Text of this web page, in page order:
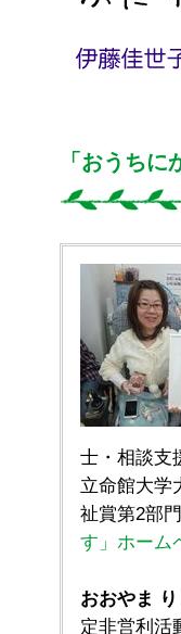
「おうち
士・相談支
立命館大学
祉賞第2部
す」ホーム
おおやま
定非営利活